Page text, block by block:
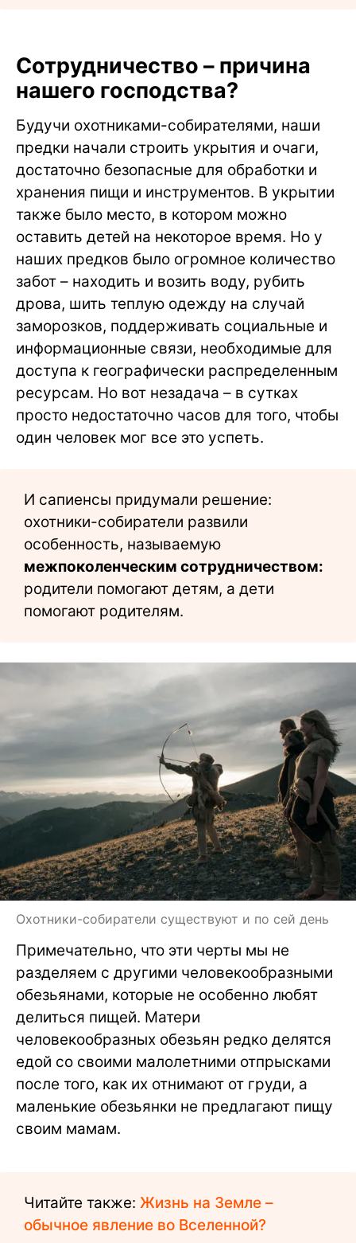
Сотрудничество – причина
нашего господства?
Будучи охотниками-собирателями, наши
предки начали строить укрытия и очаги,
достаточно безопасные для обработки и
хранения пищи и инструментов. В укрытии
также было место, в котором можно
оставить детей на некоторое время. Но у
наших предков было огромное количество
забот – находить и возить воду, рубить
дрова, шить теплую одежду на случай
заморозков, поддерживать социальные и
информационные связи, необходимые для
доступа к географически распределенным
ресурсам. Но вот незадача – в сутках
просто недостаточно часов для того, чтобы
один человек мог все это успеть.
И сапиенсы придумали решение:
охотники-собиратели развили
особенность, называемую
межпоколенческим сотрудничеством:
родители помогают детям, а дети
помогают родителям.
Охотники-собиратели существуют и по сей день
Примечательно, что эти черты мы не
разделяем с другими человекообразными
обезьянами, которые не особенно любят
делиться пищей. Матери
человекообразных обезьян редко делятся
едой со своими малолетними отпрысками
после того, как их отнимают от груди, а
маленькие обезьянки не предлагают пищу
своим мамам.
Читайте также: Жизнь на Земле –
обычное явление во Вселенной?